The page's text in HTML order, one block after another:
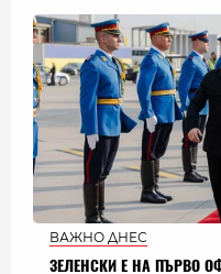
ВАЖНО ДНЕС
ЗЕЛЕНСКИ Е НА ПЪРВО